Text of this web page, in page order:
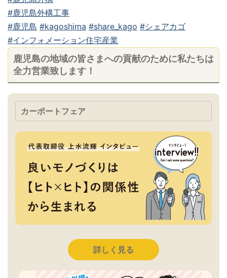
#鹿児島外構工事
#鹿児島 #kagoshima #share_kago #シェアカゴ
#インフォメーション住宅産業
鹿児島の地域の皆さまへの貢献のために私たちは
全力営業致します！
カーポートフェア
詳しく見る